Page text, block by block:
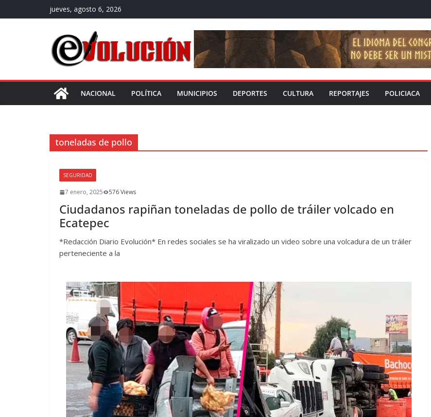
al
jueves, agosto 6, 2026
NACIONAL POLÍTICA MUNICIPIOS DEPORTES CULTURA REPORTAJES POLICIACA
toneladas de pollo
SEGURIDAD
7 enero, 2025 576 Views
Ciudadanos rapiñan toneladas de pollo de tráiler volcado en
Ecatepec
*Redacción Diario Evolución* En redes sociales se ha viralizado un video sobre una volcadura de un tráiler
perteneciente a la